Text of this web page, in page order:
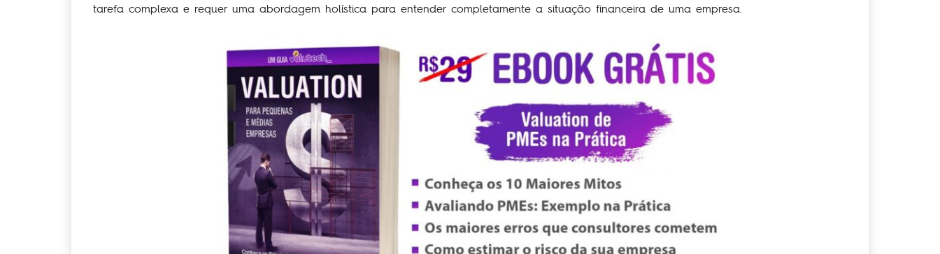
tarefa complexa e requer uma abordagem holística para entender completamente a situação financeira de uma empresa.